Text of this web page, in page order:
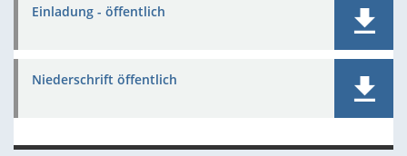
Einladung - öffentlich
Niederschrift öffentlich